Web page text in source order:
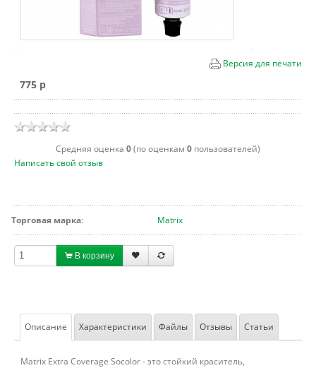
Версия для печати
775 p
Cредняя оценка 0(по оценкам 0 пользователей)
Написать свой отзыв
Торговая марка: Matrix
В корзину
Описание Характеристики Файлы Отзывы Статьи
Matrix Extra Coverage Socolor - это стойкий краситель,